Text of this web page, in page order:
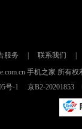
服务 联系我们
手机之家 所有
号-1
京B2-20201853